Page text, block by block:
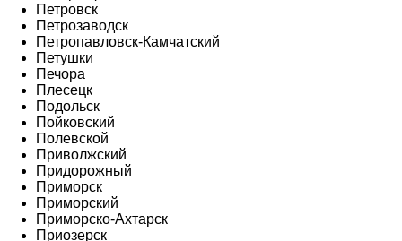
Петровск
Петрозаводск
Петропавловск-Камчатский
Петушки
Печора
Плесецк
Подольск
Пойковский
Полевской
Приволжский
Придорожный
Приморск
Приморский
Приморско-Ахтарск
Приозерск